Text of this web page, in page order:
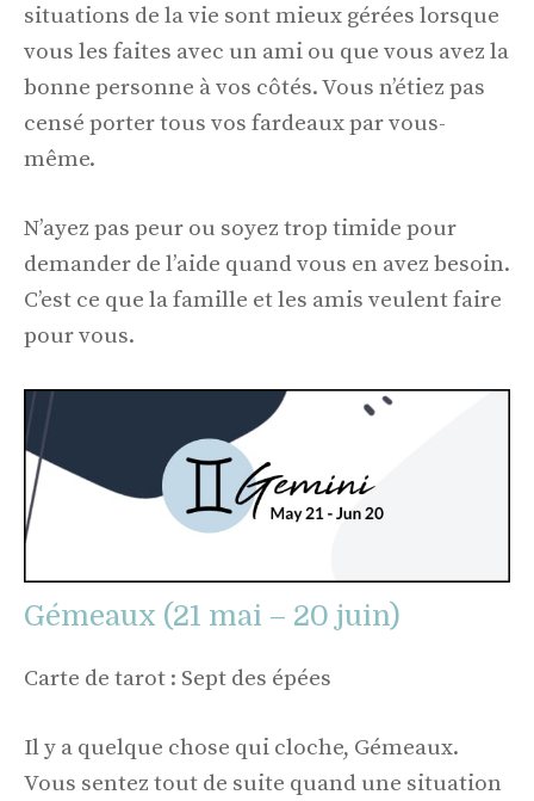
situations de la vie sont mieux gérées lorsque
vous les faites avec un ami ou que vous avez la
bonne personne à vos côtés. Vous n’étiez pas
censé porter tous vos fardeaux par vous-
même.
N’ayez pas peur ou soyez trop timide pour
demander de l’aide quand vous en avez besoin.
C’est ce que la famille et les amis veulent faire
pour vous.
Gémeaux (21 mai – 20 juin)
Carte de tarot : Sept des épées
Il y a quelque chose qui cloche, Gémeaux.
Vous sentez tout de suite quand une situation